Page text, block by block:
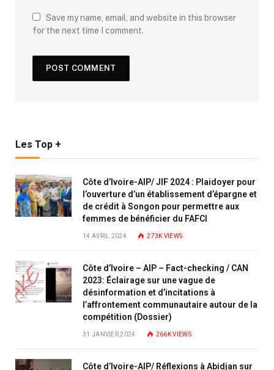
Save my name, email, and website in this browser
for the next time I comment.
Les Top +
Côte d’Ivoire-AIP/ JIF 2024 : Plaidoyer pour
l’ouverture d’un établissement d’épargne et
de crédit à Songon pour permettre aux
femmes de bénéficier du FAFCI
14 AVRIL 2024 273KVIEWS
Côte d’Ivoire – AIP – Fact-checking / CAN
2023: Éclairage sur une vague de
désinformation et d’incitations à
l’affrontement communautaire autour de la
compétition (Dossier)
31 JANVIER 2024 266KVIEWS
Côte d’Ivoire-AIP/ Réflexions à Abidjan sur